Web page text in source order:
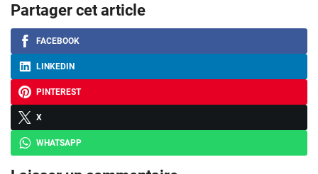
Partager cet article
FACEBOOK
LINKEDIN
PINTEREST
X
WHATSAPP